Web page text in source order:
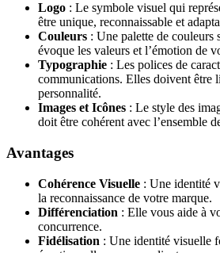
Logo : Le symbole visuel qui
être unique, reconnaissable et
Couleurs : Une palette de couleurs
évoque les valeurs et l’émotion de
Typographie : Les polices de
communications. Elles doivent être
personnalité.
Images et Icônes : Le style des
doit être cohérent avec l’ensemble
Avantages
Cohérence Visuelle : Une identité
la reconnaissance de votre marque.
Différenciation : Elle vous aide à
concurrence.
Fidélisation : Une identité visuelle